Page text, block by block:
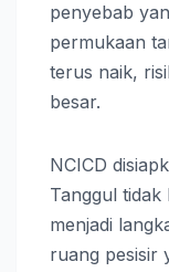
penyebab
permukaan
terus naik,
besar.
NCICD
Tanggul tidak
menjadi
ruang pesisir